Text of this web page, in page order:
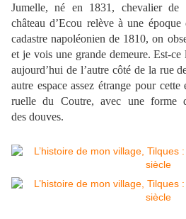
Jumelle, né en 1831, chevalier de
château d’Ecou relève à une
cadastre napoléonien de 1810, on
et je vois une grande demeure. Est-ce
aujourd’hui de l’autre côté de la rue
autre espace assez étrange pour
ruelle du Coutre, avec une forme
des douves.